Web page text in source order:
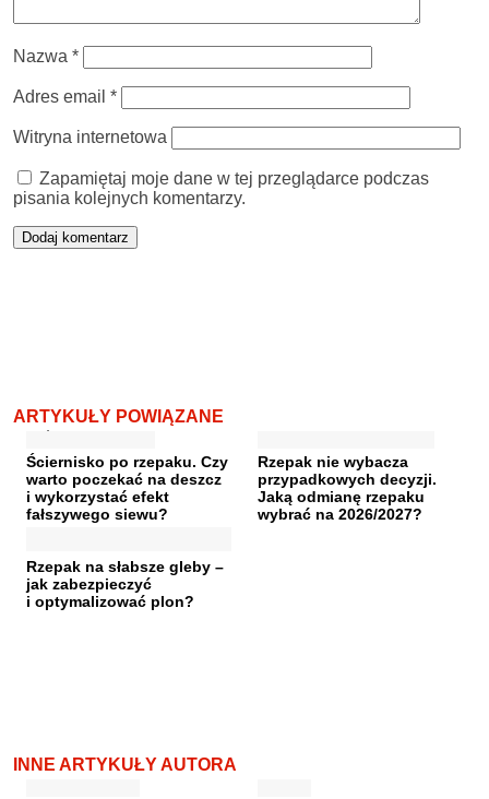
Nazwa *
Adres email *
Witryna internetowa
Zapamiętaj moje dane w tej przeglądarce podczas
pisania kolejnych komentarzy.
ARTYKUŁY POWIĄZANE
Ściernisko po rzepaku. Czy
warto poczekać na deszcz
i wykorzystać efekt
fałszywego siewu?
Rzepak nie wybacza
przypadkowych decyzji.
Jaką odmianę rzepaku
wybrać na 2026/2027?
Rzepak na słabsze gleby –
jak zabezpieczyć
i optymalizować plon?
INNE ARTYKUŁY AUTORA